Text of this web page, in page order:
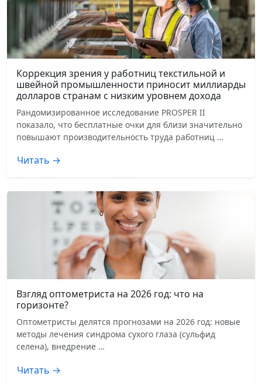
Коррекция зрения у работниц текстильной и
швейной промышленности приносит миллиарды
долларов странам с низким уровнем дохода
Рандомизированное исследование PROSPER II
показало, что бесплатные очки для близи значительно
повышают производительность труда работниц …
Читать →
Взгляд оптометриста на 2026 год: что на
горизонте?
Оптометристы делятся прогнозами на 2026 год: новые
методы лечения синдрома сухого глаза (сульфид
селена), внедрение …
Читать →